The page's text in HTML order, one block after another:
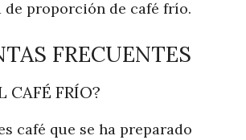
proporción de café frío.
FRECUENTES
CAFÉ FRÍO?
café que se ha preparado